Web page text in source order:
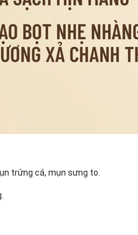
trứng cá, mụn sưng to.